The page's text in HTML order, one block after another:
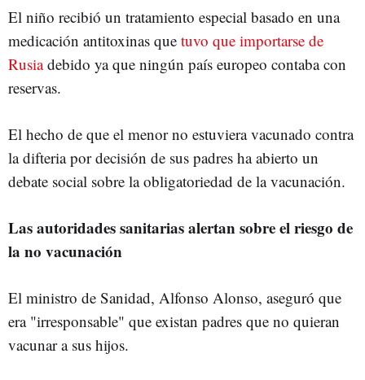
El niño recibió un tratamiento especial basado en una
medicación antitoxinas que tuvo que importarse de
Rusiadebido ya que ningún país europeo contaba con
reservas.
El hecho de que el menor no estuviera vacunado contra
la difteria por decisión de sus padres ha abierto un
debate social sobre la obligatoriedad de la vacunación.
Las autoridades sanitarias alertan sobre el riesgo de
la no vacunación
El ministro de Sanidad, Alfonso Alonso, aseguró que
era "irresponsable" que existan padres que no quieran
vacunar a sus hijos.